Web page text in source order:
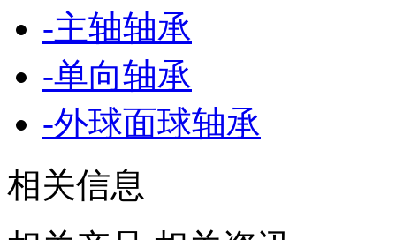
-主轴轴承
-单向轴承
-外球面球轴承
相关信息